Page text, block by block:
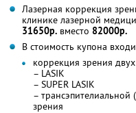
Лазерная коррекция
клинике лазерной
31650р. вместо 82000р.
В стоимость купона
коррекция зрения
– LASIK
– SUPER LASIK
– трансэпителиальной
зрения